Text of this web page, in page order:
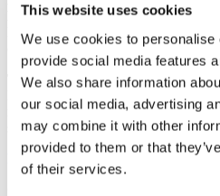
This website uses cookies
We use cookies to personalise
provide social media features
We also share information
our social media, advertising
may combine it with other
provided to them or that
of their services.
Brennero: danno per economia
Export e turismo settori che ne
contraccolpo
Tax credit digitalizzazione e
La DG Turismo, con avviso del 15
relativi alle istanze di
spese per riqualificazione e
Rassegna Stampa